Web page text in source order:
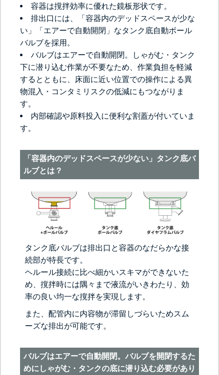
容器は撹拌効率に優れた鏡板形状です。
排出口には、「容器内のデッドスペースが少な
い」「エアーで自動開閉」なタンク底自動ボール
バルブを採用。
バルブはエアーで自動開閉。しゃがむ・タンク
下に潜り込む作業が不要なため、作業負担を軽減
するとともに、床面に近い位置での操作による異
物混入・コンタミリスクの低減にもつながりま
す。
内部確認や原料投入に便利な割蓋が付いていま
す。
「容器内のデッドスペースが少ない」タンク底バ
ルブとは？
タンク底バルブは排出口と容器のなだらかな接
続部が特長です。
ヘルール接続に比べ細かいスキマができないた
め、撹拌時には隅々まで液流がいきわたり、効
率の良い均一な撹拌を実現します。
また、配管内に内容物が滞留しづらいためスム
ーズな排出が可能です。
バルブはエアーで自動開閉。バルブを開閉するた
めにしゃがむ・タンクの底に潜り込む必要があり